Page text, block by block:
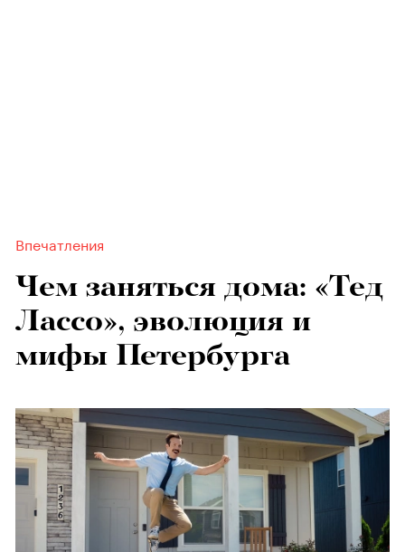
Впечатления
Чем заняться дома: «Тед
Лассо», эволюция и
мифы Петербурга